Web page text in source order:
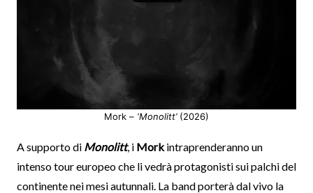
Mork – ‘Monolitt’(2026)
A supporto di Monolitt, i Morkintraprenderanno un
intenso tour europeo che li vedrà protagonisti sui palchi del
continente nei mesi autunnali. La band porterà dal vivo la